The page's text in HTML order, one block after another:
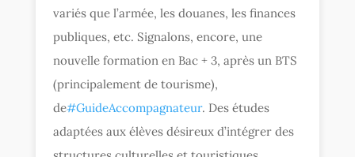
variés que l’armée, les douanes, les finances
publiques, etc. Signalons, encore, une
nouvelle formation en Bac + 3, après un BTS
(principalement de tourisme),
de‪#‎GuideAccompagnateur‬. Des études
adaptées aux élèves désireux d’intégrer des